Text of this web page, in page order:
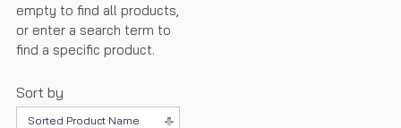
empty to find all products,
or enter a search term to
find a specific product.
Sort by
Sorted Product Name